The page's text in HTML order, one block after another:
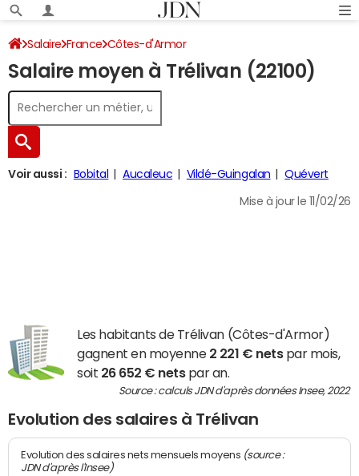
Salaire France Côtes-d'Armor
Salaire moyen à Trélivan (22100)
Voir aussi : Bobital Aucaleuc Vildé-Guingalan Quévert
Mise à jour le 11/02/26
Les habitants de Trélivan (Côtes-d'Armor)
gagnent en moyenne 2 221 € netspar mois,
soit 26 652 € netspar an.
Source : calculs JDN d'après données Insee, 2022
Evolution des salaires à Trélivan
Evolution des salaires nets mensuels moyens (source :
JDN d'après l'Insee)